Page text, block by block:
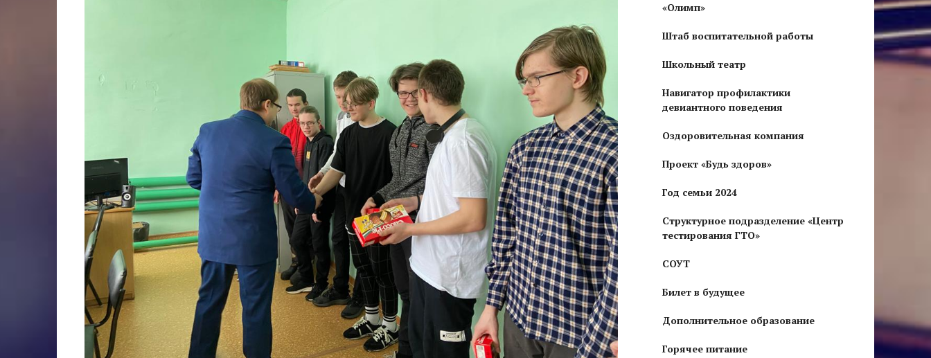
«Олимп»
Штаб воспитательной работы
Школьный театр
Навигатор профилактики
девиантного поведения
Оздоровительная компания
Проект «Будь здоров»
Год семьи 2024
Структурное подразделение «Центр
тестирования ГТО»
СОУТ
Билет в будущее
Дополнительное образование
Горячее питание